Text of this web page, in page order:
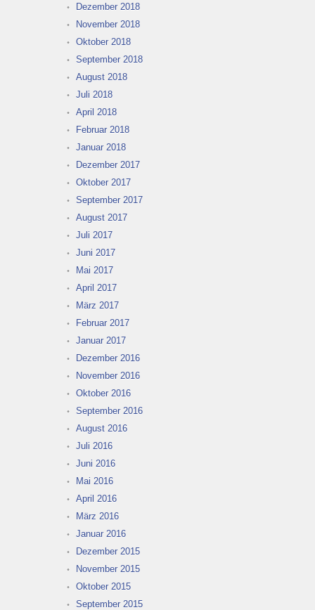
Dezember 2018
November 2018
Oktober 2018
September 2018
August 2018
Juli 2018
April 2018
Februar 2018
Januar 2018
Dezember 2017
Oktober 2017
September 2017
August 2017
Juli 2017
Juni 2017
Mai 2017
April 2017
März 2017
Februar 2017
Januar 2017
Dezember 2016
November 2016
Oktober 2016
September 2016
August 2016
Juli 2016
Juni 2016
Mai 2016
April 2016
März 2016
Januar 2016
Dezember 2015
November 2015
Oktober 2015
September 2015